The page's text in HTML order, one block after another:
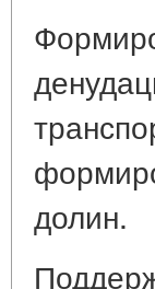
долин.